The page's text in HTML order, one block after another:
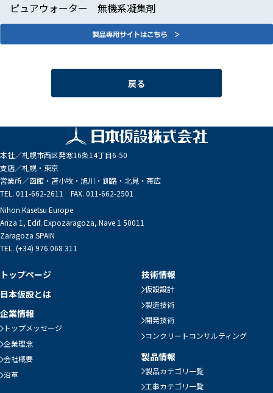
ピュアウォーター 無機系凝集剤
戻る
本社／札幌市西区発寒16条14丁目6-50
支店／札幌・東京
営業所／函館・苫小牧・旭川・釧路・北見・帯広
TEL. 011-662-2611 FAX. 011-662-2501
Nihon Kasetsu Europe
Ariza 1, Edif. Expozaragoza, Nave 1 50011
Zaragoza SPAIN
TEL. (+34) 976 068 311
トップページ
日本仮設とは
企業情報
トップメッセージ
企業理念
会社概要
沿革
技術情報
仮設設計
製造技術
開発技術
コンクリートコンサルティング
製品情報
製品カテゴリ一覧
工事カテゴリ一覧